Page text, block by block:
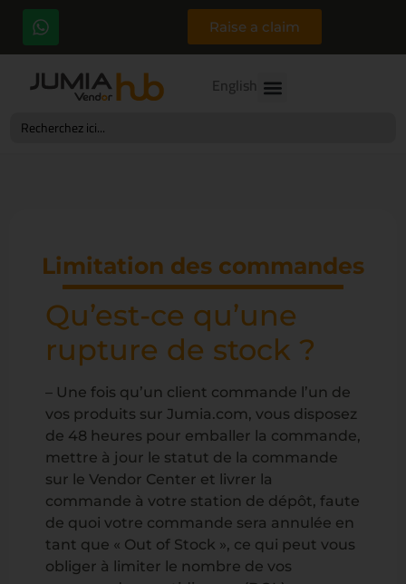
Raise a claim
English
for:
Limitation des commandes
Qu’est-ce qu’une
rupture de stock ?
– Une fois qu’un client commande l’un de
vos produits sur Jumia.com, vous disposez
de 48 heures pour emballer la commande,
mettre à jour le statut de la commande
sur le Vendor Center et livrer la
commande à votre station de dépôt, faute
de quoi votre commande sera annulée en
tant que « Out of Stock », ce qui peut vous
obliger à limiter le nombre de vos